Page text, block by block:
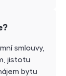
smlouvy,
jistotu
bytu